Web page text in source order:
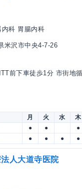
内科 胃腸内科
米沢市中央4-7-26
前下車徒歩1分 市街地
月 火 水 木
● ● ●
● ● ● ●
法人大道寺医院